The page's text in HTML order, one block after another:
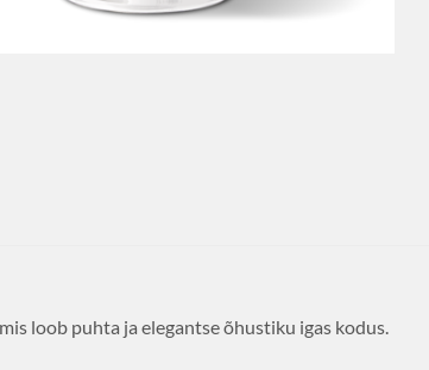
loob puhta ja elegantse õhustiku igas kodus.